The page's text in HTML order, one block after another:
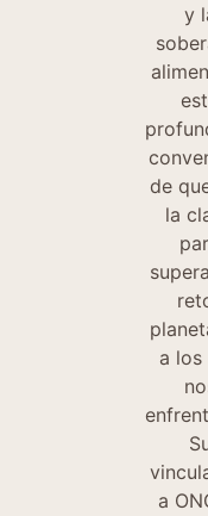
y
de
la
a los
a